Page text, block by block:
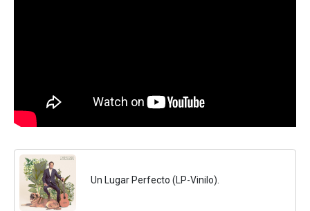
Un Lugar Perfecto (LP-Vinilo).